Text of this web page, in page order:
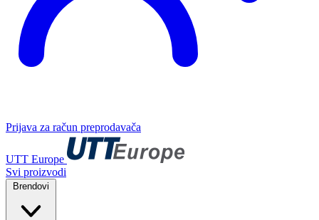
Prijava za račun preprodavača
UTT Europe
Svi proizvodi
Brendovi